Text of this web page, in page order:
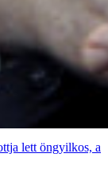
lett öngyilkos, a